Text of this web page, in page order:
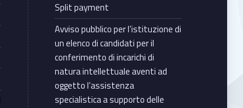
Split payment
Avviso pubblico per l’istituzione di
un elenco di candidati per il
conferimento di incarichi di
natura intellettuale aventi ad
oggetto l’assistenza
specialistica a supporto delle